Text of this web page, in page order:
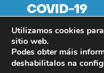
COVID-19
CONTACTO
Utilizamos cookies
sitio web.
Podes obter máis
deshabilitalos na